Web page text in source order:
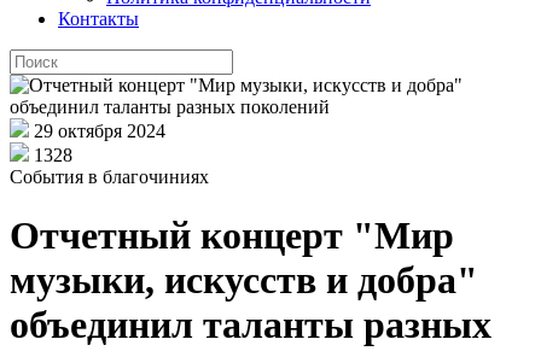
Контакты
29 октября 2024
1328
События в благочиниях
Отчетный концерт "Мир
музыки, искусств и добра"
объединил таланты разных